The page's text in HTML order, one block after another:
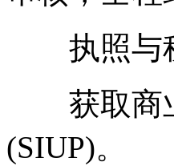
执照与
获取商业
(SIUP)。